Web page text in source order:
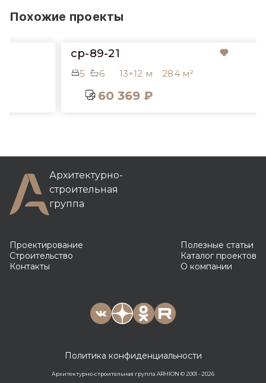
Похожие проекты
cp-89-21
6 13×12 м 284 м²
60 369 ₽
Архитектурно-
строительная
группа
Проектирование
Строительство
Контакты
Полезные статьи
Каталог проектов
О компании
Политика конфиденциальности
Архитектурно-строительная группа ARHION © 2001 - 2026